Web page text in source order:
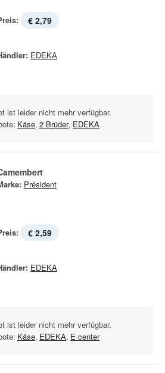
€ 2,79
EDEKA
ist leider nicht mehr verfügbar.
Käse, 2 Brüder, EDEKA
Président
€ 2,59
EDEKA
ist leider nicht mehr verfügbar.
Käse, EDEKA, E center